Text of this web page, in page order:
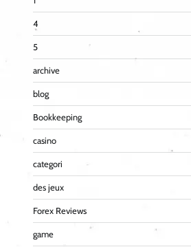
4
5
archive
blog
Bookkeeping
casino
categori
des jeux
Forex Reviews
game